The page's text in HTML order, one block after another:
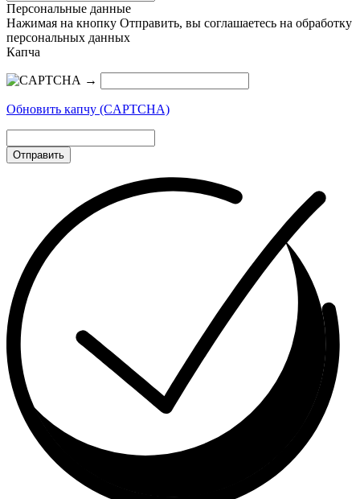
Персональные данные
Нажимая на кнопку Отправить, вы соглашаетесь на обработку
персональных данных
Капча
→
Обновить капчу (CAPTCHA)
Отправить